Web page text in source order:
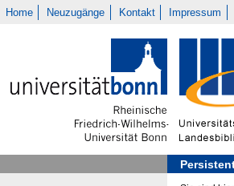
Home Neuzugänge Kontakt Impressum